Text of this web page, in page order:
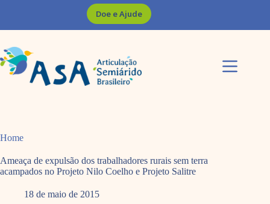
Doe e Ajude
Home
Ameaça de expulsão dos trabalhadores rurais sem terra
acampados no Projeto Nilo Coelho e Projeto Salitre
18 de maio de 2015